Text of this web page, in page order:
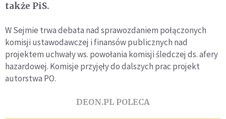
także PiS.
W Sejmie trwa debata nad sprawozdaniem połączonych
komisji ustawodawczej i finansów publicznych nad
projektem uchwały ws. powołania komisji śledczej ds. afery
hazardowej. Komisje przyjęły do dalszych prac projekt
autorstwa PO.
DEON.PL POLECA